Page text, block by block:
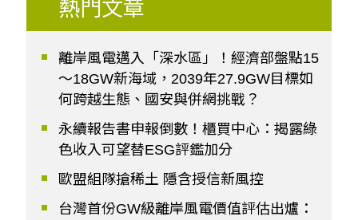
熱門文章
離岸風電邁入「深水區」！經濟部盤點15
～18GW新海域，2039年27.9GW目標如
何跨越生態、國安與併網挑戰？
永續報告書申報倒數！櫃買中心：揭露綠
色收入可望替ESG評鑑加分
歐盟組隊搶稀土 隱含授信新風控
台灣首份GW級離岸風電價值評估出爐：